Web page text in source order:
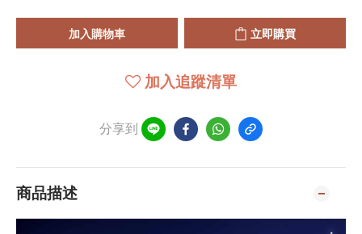
加入購物車 立即購買
加入追蹤清單
分享到
商品描述